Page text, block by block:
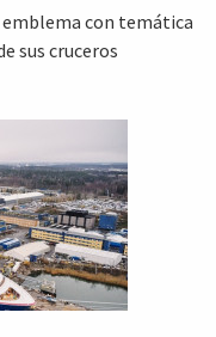
emblema con temática
sus cruceros